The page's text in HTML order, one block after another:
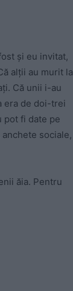
și eu invitat,
alții au murit la
Că unii i-au
era de doi-trei
pot fi date pe
sociale,
ăia. Pentru